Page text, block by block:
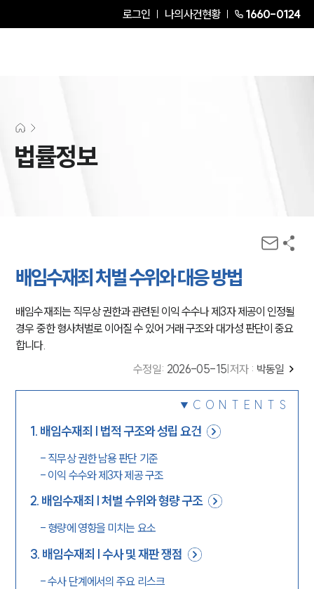
로그인 나의사건현황 1660-0124
법률정보
배임수재죄 처벌 수위와 대응 방법
배임수재죄는 직무상 권한과 관련된 이익 수수나 제3자 제공이 인정될
경우 중한 형사처벌로 이어질 수 있어 거래 구조와 대가성 판단이 중요
합니다.
수정일: 2026-05-15 저자 : 박동일
CONTENTS
1. 배임수재죄 | 법적 구조와 성립 요건
- 직무상 권한 남용 판단 기준
- 이익 수수와 제3자 제공 구조
2. 배임수재죄 | 처벌 수위와 형량 구조
- 형량에 영향을 미치는 요소
3. 배임수재죄 | 수사 및 재판 쟁점
-수사 단계에서의 주요 리스크